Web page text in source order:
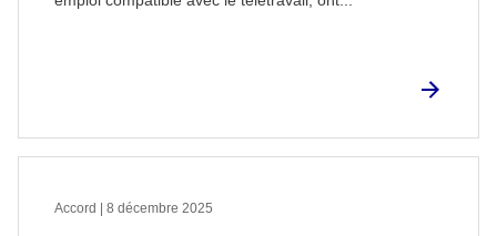
Accord | 8 décembre 2025